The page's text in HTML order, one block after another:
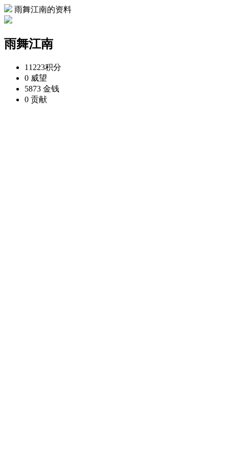
雨舞江南的资料
雨舞江南
11223积分
0 威望
5873 金钱
0 贡献